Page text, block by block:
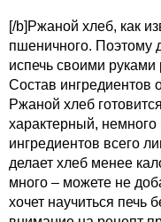
[/b]Ржаной хлеб, как
пшеничного. Поэтому
испечь своими
Состав ингредиентов
Ржаной хлеб
характерный, немного
ингредиентов всего
делает хлеб менее
много – можете не
хочет научиться печь